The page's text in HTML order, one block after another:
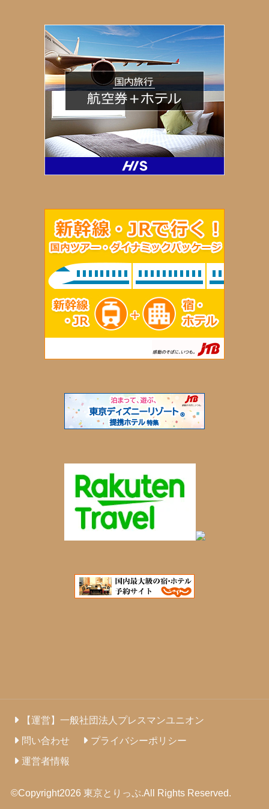
【運営】一般社団法人プレスマンユニオン
問い合わせ
プライバシーポリシー
運営者情報
©Copyright2026 東京とりっぷ.All Rights Reserved.